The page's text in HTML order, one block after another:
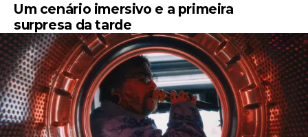
Um cenário imersivo e a primeira
surpresa da tarde